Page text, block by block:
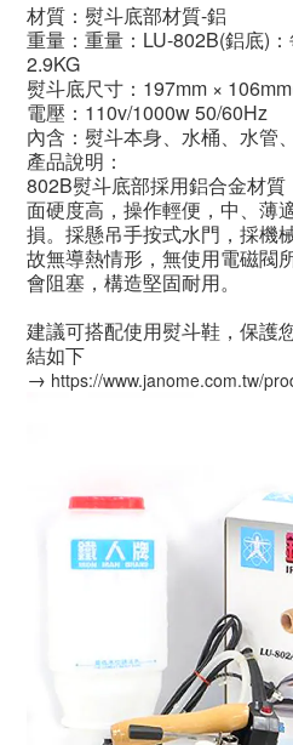
材質：熨斗底部材質-鋁
重量：重量：LU-802B(鋁底)
2.9KG
熨斗底尺寸：197mm ×
電壓：110v/1000w 50/60Hz
內含：熨斗本身、水桶、水管
產品說明：
802B熨斗底部採用鋁合金材
面硬度高，操作輕便，中、薄
損。採懸吊手按式水門，採機
故無導熱情形，無使用電磁閥
會阻塞，構造堅固耐用。
建議可搭配使用熨斗鞋，保護
結如下
→ https://www.janome.com.tw/